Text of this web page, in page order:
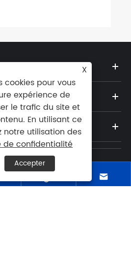

X
cookies pour vous
expérience de
le trafic du site et
En utilisant ce
notre utilisation des
de confidentialité
Accepter